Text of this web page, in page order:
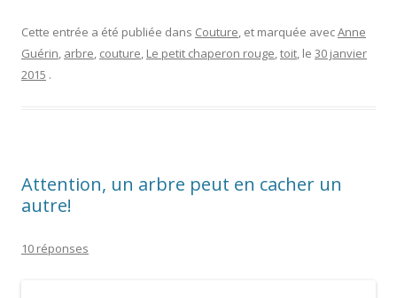
Cette entrée a été publiée dans Couture, et marquée avecAnne
Guérin, arbre, couture, Le petit chaperon rouge,toit, le 30 janvier
2015 .
Attention, un arbre peut en cacher un
autre!
10 réponses